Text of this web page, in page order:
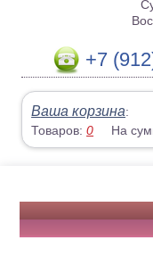
+7
Ваша корзина:
Товаров:0 На